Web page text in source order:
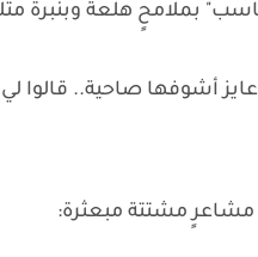
بملامحٍ هلعة وبنبرة
أشوفها صاحية.. قالوا
مشاعرٍ مشتتة مبعثرة: